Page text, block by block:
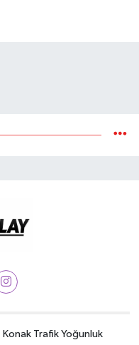
Konak Trafik Yoğunluk